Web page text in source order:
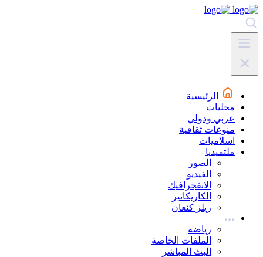
الرئيسية
محليات
عربي ودولي
منوعات ثقافية
اسلاميات
ملتميديا
الصور
الفيديو
الانفجرافيك
الكاريكاتير
ريلز كنعان
رياضة
الملفات الخاصة
البث المباشر